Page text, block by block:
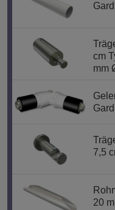
cm
mm
7,5
20